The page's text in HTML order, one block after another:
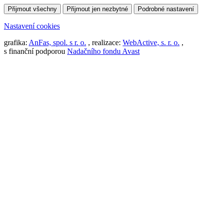
Přijmout všechny Přijmout jen nezbytné Podrobné nastavení
Nastavení cookies
grafika: AnFas, spol. s r. o. , realizace: WebActive, s. r. o. ,
s finanční podporou Nadačního fondu Avast